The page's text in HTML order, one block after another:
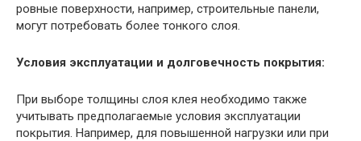
ровные поверхности, например, строительные панели,
могут потребовать более тонкого слоя.
Условия эксплуатации и долговечность покрытия:
При выборе толщины слоя клея необходимо также
учитывать предполагаемые условия эксплуатации
покрытия. Например, для повышенной нагрузки или при